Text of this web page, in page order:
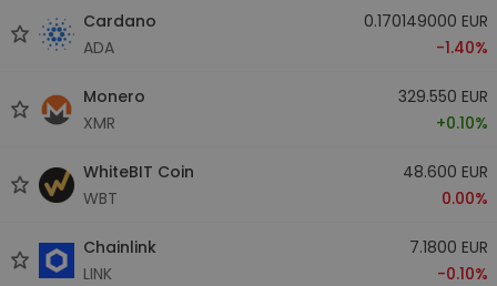
Cardano
ADA
0.170149000 EUR
-1.40%
Monero
XMR
329.550 EUR
+0.10%
WhiteBIT Coin
WBT
48.600 EUR
0.00%
Chainlink
LINK
7.1800 EUR
-0.10%